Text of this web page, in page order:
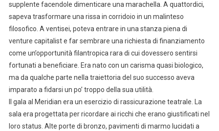
supplente facendole dimenticare una marachella. A quattordici,
sapeva trasformare una rissa in corridoio in un malinteso
filosofico. A ventisei, poteva entrare in una stanza piena di
venture capitalist e far sembrare una richiesta di finanziamento
come un’opportunità filantropica rara di cui dovessero sentirsi
fortunati a beneficiare. Era nato con un carisma quasi biologico,
ma da qualche parte nella traiettoria del suo successo aveva
imparato a fidarsi un po’ troppo della sua utilità.
Il gala al Meridian era un esercizio di rassicurazione teatrale. La
sala era progettata per ricordare ai ricchi che erano giustificati nel
loro status. Alte porte di bronzo, pavimenti di marmo lucidati a